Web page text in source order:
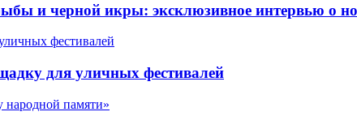
и черной икры: эксклюзивное интервью о
для уличных фестивалей